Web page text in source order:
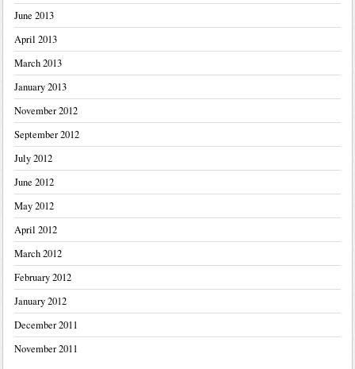
June 2013
April 2013
March 2013
January 2013
November 2012
September 2012
July 2012
June 2012
May 2012
April 2012
March 2012
February 2012
January 2012
December 2011
November 2011